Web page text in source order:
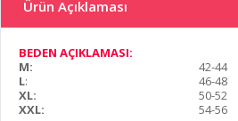
Ürün Açıklaması
BEDEN AÇIKLAMASI:
M:
42-44
L:
46-48
XL:
50-52
XXL:
54-56